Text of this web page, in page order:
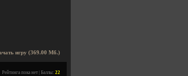
игру (369.00 Мб.)
Рейтинга пока нет | Баллы: 22